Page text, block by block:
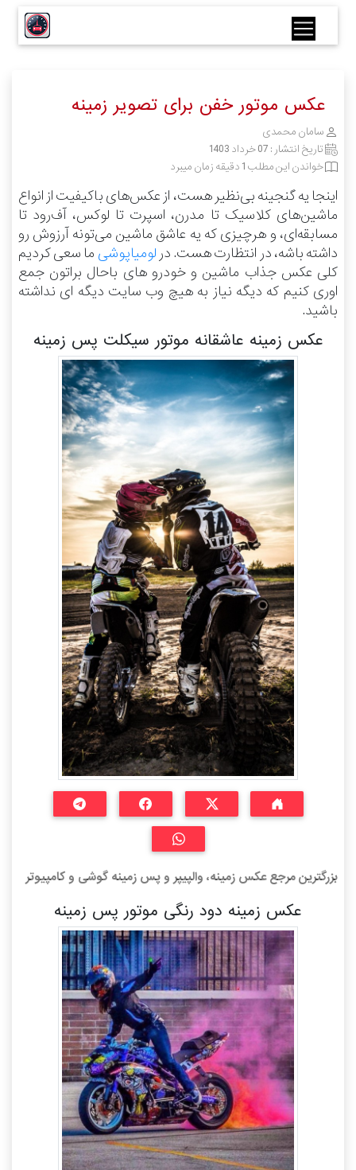
عکس موتور خفن برای تصویر زمینه
سامان محمدی
تاریخ انتشار : 07 خرداد 1403
خواندن این مطلب 1 دقیقه زمان میبرد
اینجا یه گنجینه بی‌نظیر هست، از عکس‌های باکیفیت از انواع
ماشین‌های کلاسیک تا مدرن، اسپرت تا لوکس، آف‌رود تا
مسابقه‌ای، و هرچیزی که یه عاشق ماشین می‌تونه آرزوش رو
داشته باشه، در انتظارت هست.در لومیاپوشی ما سعی کردیم
کلی عکس جذاب ماشین و خودرو های باحال براتون جمع
اوری کنیم که دیگه نیاز به هیچ وب سایت دیگه ای نداشته
باشید.
عکس زمینه عاشقانه موتور سیکلت پس زمینه
بزرگترین مرجع عکس زمینه، والپیپر و پس زمینه گوشی و کامپیوتر
عکس زمینه دود رنگی موتور پس زمینه